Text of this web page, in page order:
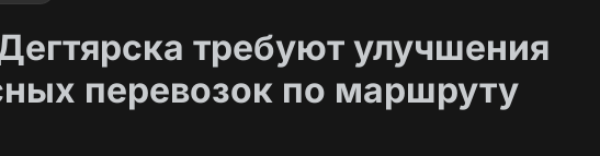
требуют улучшения
перевозок по маршруту